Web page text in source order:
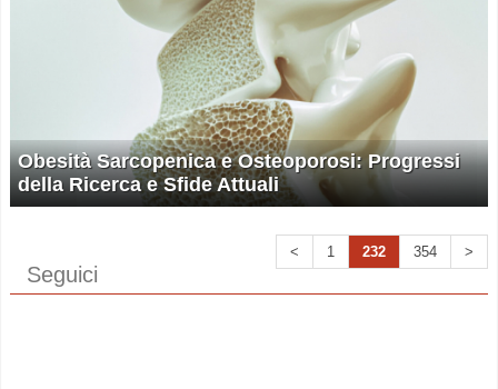
Obesità Sarcopenica e Osteoporosi: Progressi
della Ricerca e Sfide Attuali
< 1 232 354 >
Seguici